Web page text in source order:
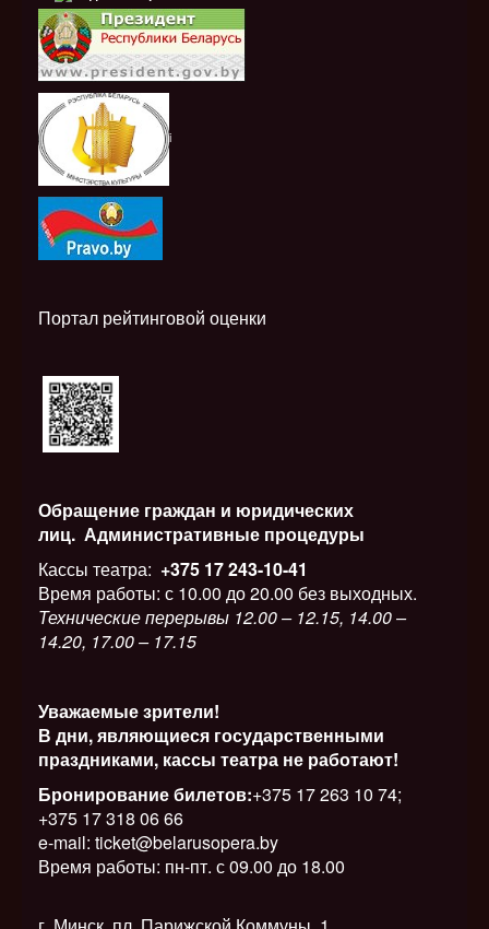
i
Портал рейтинговой оценки
Обращение граждан и юридических
лиц. Административные процедуры
Кассы театра: +375 17 243-10-41
Время работы: с 10.00 до 20.00 без выходных.
Технические перерывы 12.00 – 12.15, 14.00 –
14.20, 17.00 – 17.15
Уважаемые зрители!
В дни, являющиеся государственными
праздниками, кассы театра не работают!
Бронирование билетов:+375 17 263 10 74;
+375 17 318 06 66
e-mail: ticket@belarusopera.by
Время работы: пн-пт. с 09.00 до 18.00